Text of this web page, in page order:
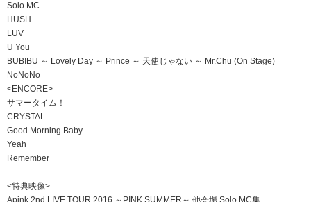
Solo MC
HUSH
LUV
U You
BUBIBU ～ Lovely Day ～ Prince ～ 天使じゃない ～ Mr.Chu (On Stage)
NoNoNo
<ENCORE>
サマータイム！
CRYSTAL
Good Morning Baby
Yeah
Remember
<特典映像>
Apink 2nd LIVE TOUR 2016 ～PINK SUMMER～ 他会場 Solo MC集